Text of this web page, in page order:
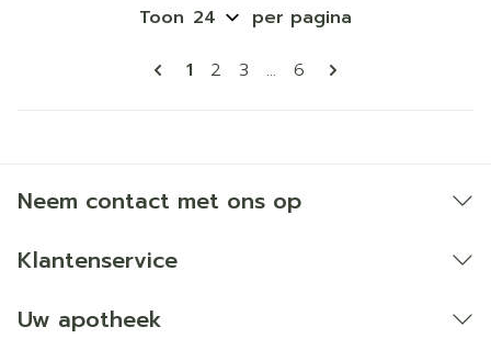
Pagina's
U lees momenteel pagina
1 Pagina
2 Pagina
3 ... Pagina
6
Toon per pagina
Neem contact met ons op
Klantenservice
Uw apotheek